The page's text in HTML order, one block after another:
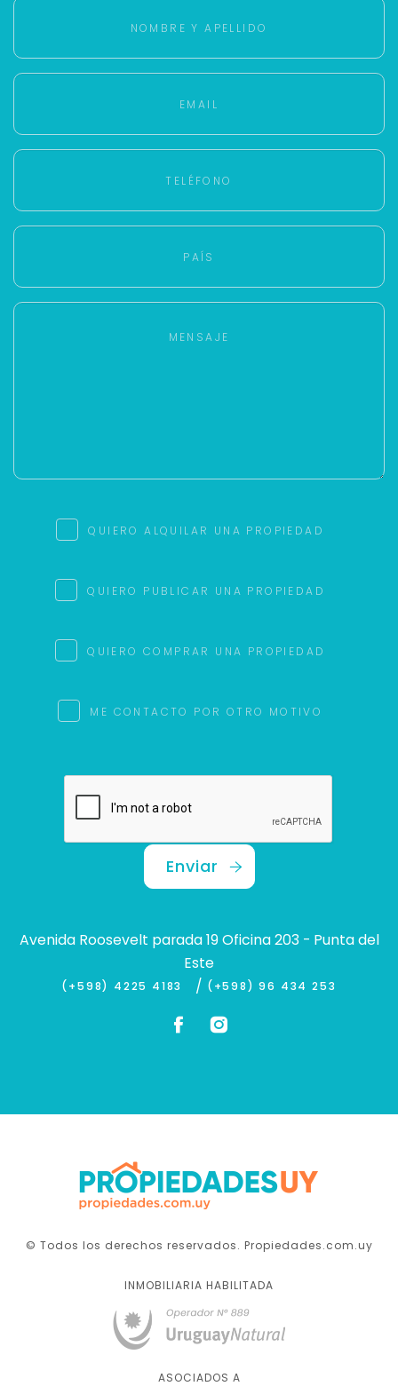
QUIERO ALQUILAR UNA PROPIEDAD
QUIERO PUBLICAR UNA PROPIEDAD
QUIERO COMPRAR UNA PROPIEDAD
ME CONTACTO POR OTRO MOTIVO
Enviar
Avenida Roosevelt parada 19 Oficina 203 - Punta del
Este
(+598) 4225 4183 / (+598) 96 434 253
© Todos los derechos reservados. Propiedades.com.uy
INMOBILIARIA HABILITADA
ASOCIADOS A